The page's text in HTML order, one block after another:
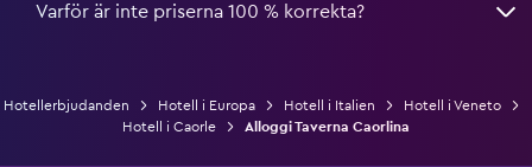
Varför är inte priserna 100 % korrekta?
Hotellerbjudanden Hotell i Europa Hotell i Italien
Hotell i Veneto
Hotell i Caorle
Alloggi Taverna Caorlina